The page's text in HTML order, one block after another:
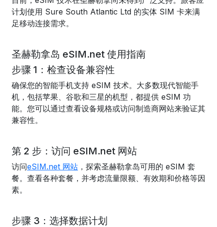
计划使用 Sure South Atlantic Ltd 的实体 SIM 卡来满
足移动连接需求。
圣赫勒拿岛 eSIM.net 使用指南
步骤 1：检查设备兼容性
确保您的智能手机支持 eSIM 技术。大多数现代智能手
机，包括苹果、谷歌和三星的机型，都提供 eSIM 功
能。您可以通过查看设备规格或访问制造商网站来验证其
兼容性。
第 2 步：访问 eSIM.net 网站
访问eSIM.net 网站 ，探索圣赫勒拿岛可用的 eSIM 套
餐。查看各种套餐，并考虑流量限额、有效期和价格等因
素。
步骤 3：选择数据计划